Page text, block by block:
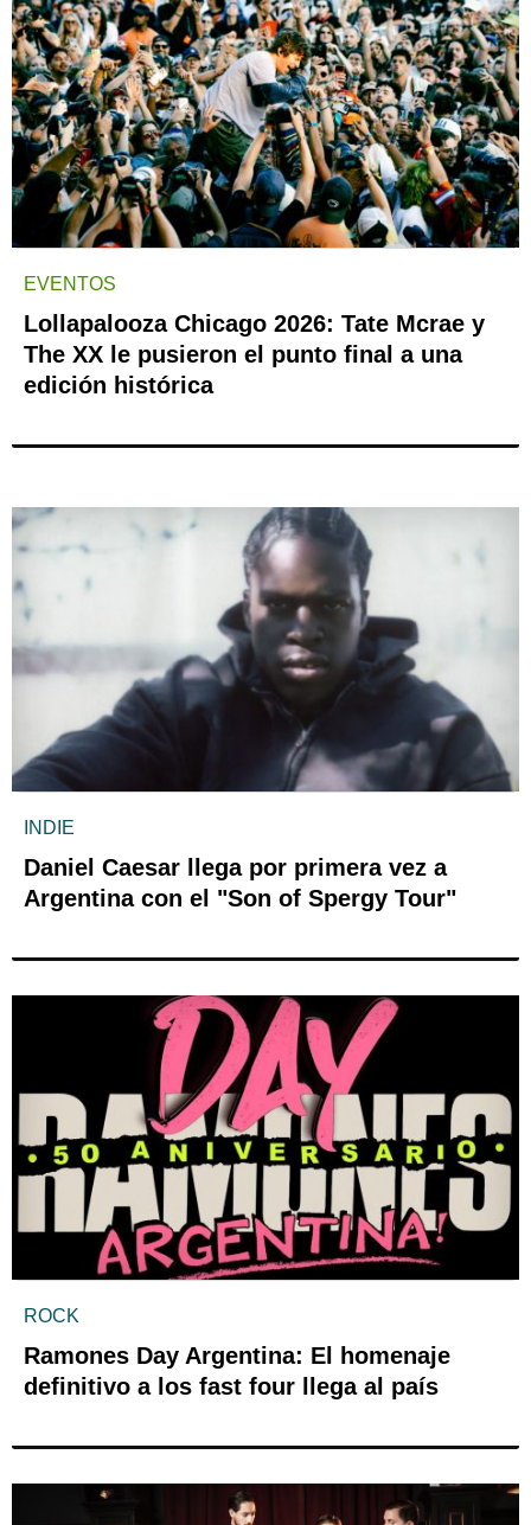
EVENTOS
Lollapalooza Chicago 2026: Tate Mcrae y
The XX le pusieron el punto final a una
edición histórica
INDIE
Daniel Caesar llega por primera vez a
Argentina con el "Son of Spergy Tour"
ROCK
Ramones Day Argentina: El homenaje
definitivo a los fast four llega al país